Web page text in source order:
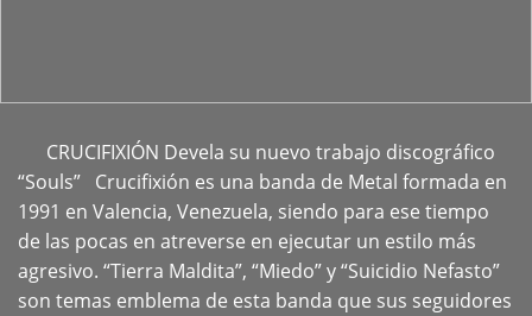
CRUCIFIXIÓN Devela su nuevo trabajo discográfico
“Souls” Crucifixión es una banda de Metal formada en
1991 en Valencia, Venezuela, siendo para ese tiempo
de las pocas en atreverse en ejecutar un estilo más
agresivo. “Tierra Maldita”, “Miedo” y “Suicidio Nefasto”
son temas emblema de esta banda que sus seguidores
+